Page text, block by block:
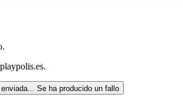
Se ha producido un fallo